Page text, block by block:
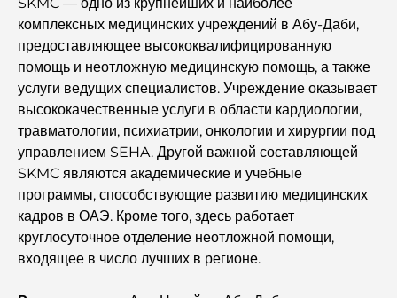
Школы Абу-Даби: Полное руководство по лучшим
школам столицы
Restaurants in Abu Dhabi: A Tasty Tour of the
Capital
Фитнес-центры в Абу-Даби: ваш путеводитель по
лучшим местам для занятий спортом в городе.
Malls in Abu Dhabi: Your Guide to the City’s Best
Shopping Spots
SKMC — одно из крупнейших и наиболее
комплексных медицинских учреждений в Абу-Даби,
предоставляющее высококвалифицированную
помощь и неотложную медицинскую помощь, а также
услуги ведущих специалистов. Учреждение оказывает
высококачественные услуги в области кардиологии,
травматологии, психиатрии, онкологии и хирургии под
управлением SEHA. Другой важной составляющей
SKMC являются академические и учебные
программы, способствующие развитию медицинских
кадров в ОАЭ. Кроме того, здесь работает
круглосуточное отделение неотложной помощи,
входящее в число лучших в регионе.